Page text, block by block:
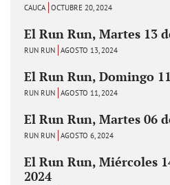
CAUCA OCTUBRE 20, 2024
El Run Run, Martes 13
RUN RUN AGOSTO 13, 2024
El Run Run, Domingo
RUN RUN AGOSTO 11, 2024
El Run Run, Martes 06
RUN RUN AGOSTO 6, 2024
El Run Run, Miércoles
2024